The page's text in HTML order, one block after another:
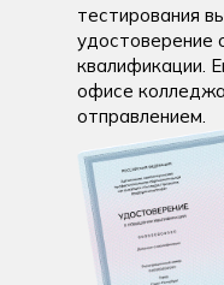
тестирования
удостоверение
квалификации.
офисе
отправлением.